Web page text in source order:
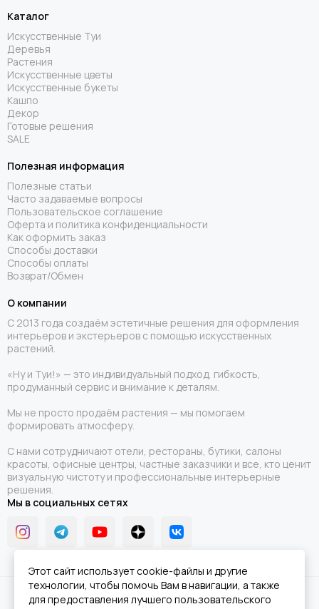
Каталог
Искусственные Туи
Деревья
Растения
Искусственные цветы
Искусственные букеты
Кашпо
Декор
Готовые решения
SALE
Полезная информация
Полезные статьи
Часто задаваемые вопросы
Пользовательское соглашение
Оферта и политика конфиденциальности
Как оформить заказ
Способы доставки
Способы оплаты
Возврат/Обмен
О компании
С 2013 года создаём эстетичные решения для оформления
интерьеров и экстерьеров с помощью искусственных
растений.
«Ну и Туи!» — это индивидуальный подход, гибкость,
продуманный сервис и внимание к деталям.
Мы не просто продаём растения — мы помогаем
формировать атмосферу.
С нами сотрудничают отели, рестораны, бутики, салоны
красоты, офисные центры, частные заказчики и все, кто ценит
визуальную чистоту и профессиональные интерьерные
решения.
Мы в социальных сетях
2026 © Ну и Туи!.Карта сайта
Этот сайт использует cookie-файлы и другие
технологии, чтобы помочь Вам в навигации, а также
для предоставления лучшего пользовательского